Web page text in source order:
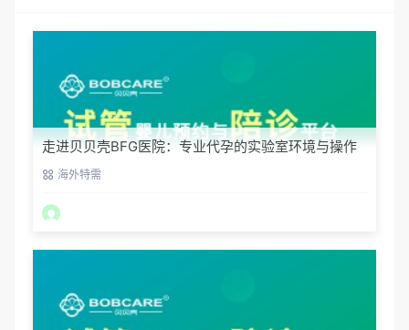
走进贝贝壳BFG医院：专业代孕的实验室环境与操作
流程海外特需